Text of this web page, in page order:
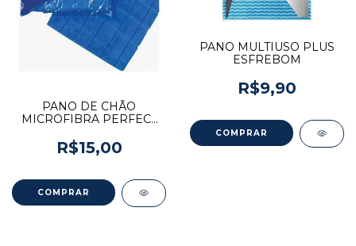
PANO DE CHÃO
MICROFIBRA PERFECT
R$15,00
PANO MULTIUSO PLUS
ESFREBOM
R$9,90